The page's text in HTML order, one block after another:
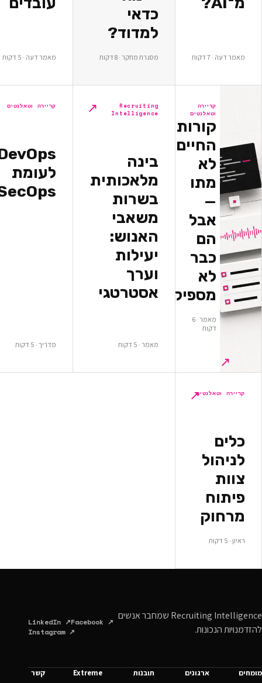
כדאי
למדוד?
מסגרת מחקר · 8 דקות מאמר דעה · 5 דקות
מאמר · 6
Recruiting
Intelligence
בינה
מלאכותית
בשרות
משאבי
האנוש:
יעילות
וערך
אסטרטגי
↗ קריירה וטאלנטים
DevOps
לעומת
DevSecOps
↗
↗
Recruiting Intelligence שמחבר אנשים
LinkedIn ↗Facebook ↗
ארגונים תובנות Extreme קשר